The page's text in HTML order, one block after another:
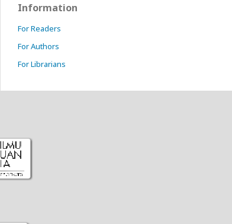
Information
For Readers
For Authors
For Librarians